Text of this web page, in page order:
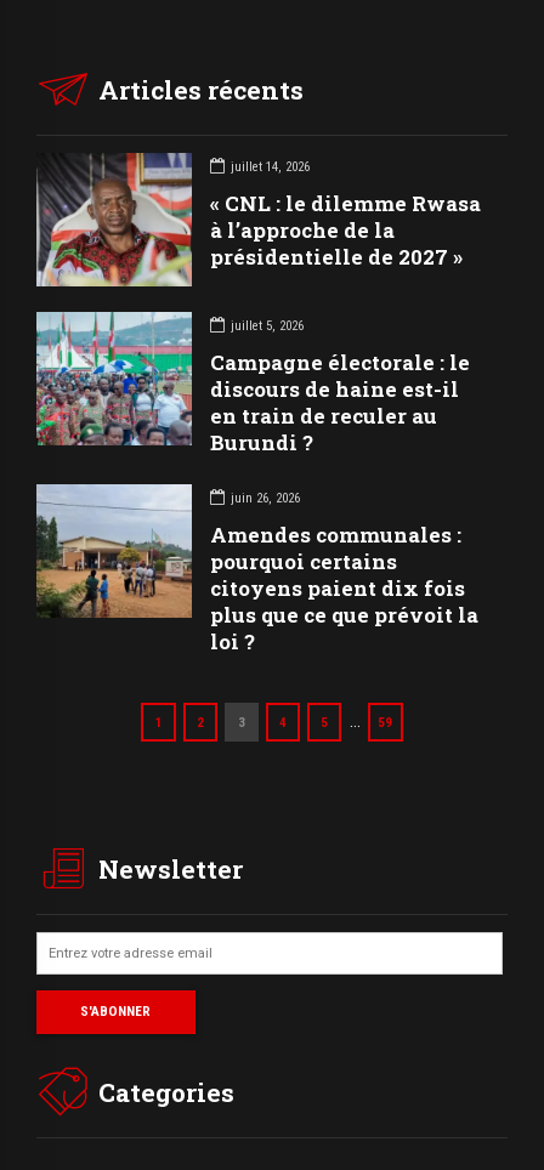
Articles récents
juillet 14, 2026
« CNL : le dilemme Rwasa
à l’approche de la
présidentielle de 2027 »
juillet 5, 2026
Campagne électorale : le
discours de haine est-il
en train de reculer au
Burundi ?
juin 26, 2026
Amendes communales :
pourquoi certains
citoyens paient dix fois
plus que ce que prévoit la
loi ?
1 2 3 4 5 … 59
Newsletter
Categories